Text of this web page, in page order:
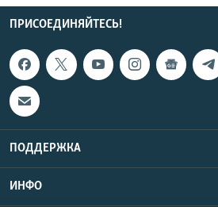
ПРИСОЕДИНЯЙТЕСЬ!
ПОДДЕРЖКА
ИНФО